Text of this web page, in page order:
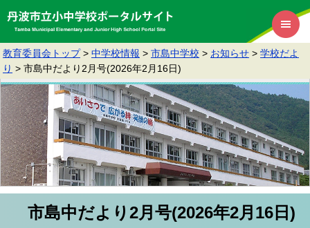
教育委員会トップ > 中学校情報 > 市島中学校 > お知らせ > 学校だよ
り > 市島中だより2月号(2026年2月16日)
市島中だより2月号(2026年2月16日)